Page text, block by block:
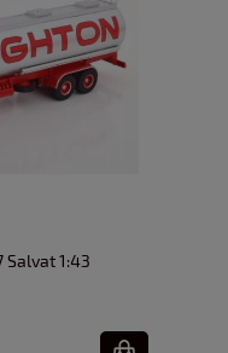
Salvat 1:43